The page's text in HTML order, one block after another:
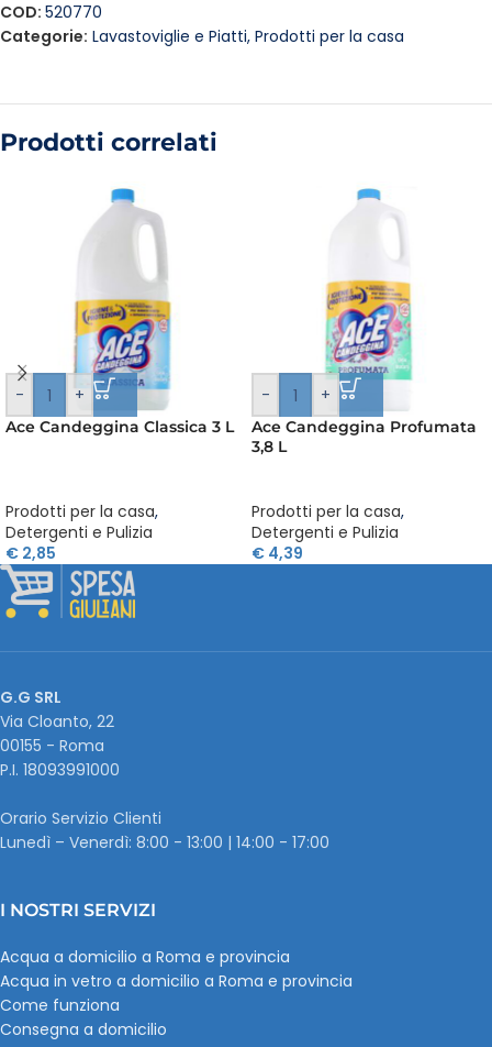
COD: 520770
Categorie: Lavastoviglie e Piatti, Prodotti per la casa
Prodotti correlati
- +
Ace Candeggina Classica 3 L
Prodotti per la casa,
Detergenti e Pulizia
€ 2,85
- +
Ace Candeggina Profumata
3,8 L
Prodotti per la casa,
Detergenti e Pulizia
€ 4,39
G.G SRL
Via Cloanto, 22
00155 - Roma
P.I. ‭18093991000
Orario Servizio Clienti
Lunedì – Venerdì: 8:00 - 13:00 | 14:00 - 17:00
I NOSTRI SERVIZI
Acqua a domicilio a Roma e provincia
Acqua in vetro a domicilio a Roma e provincia
Come funziona
Consegna a domicilio